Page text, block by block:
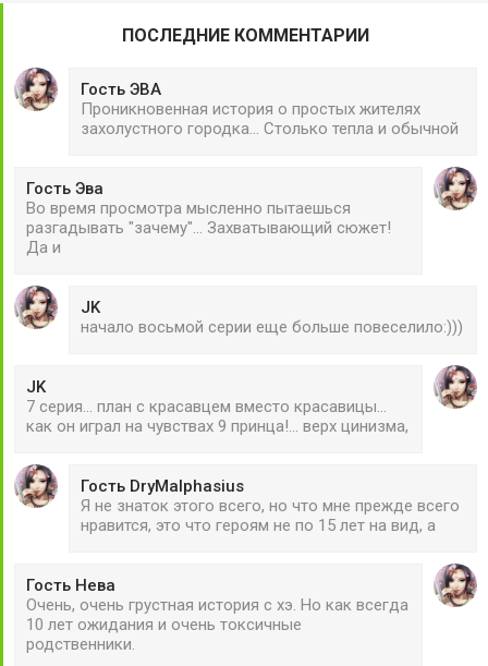
ПОСЛЕДНИЕ КОММЕНТАРИИ
Гость ЭВА
Проникновенная история о простых жителях
захолустного городка... Столько тепла и обычной
Гость Эва
Во время просмотра мысленно пытаешься
разгадывать "зачему"... Захватывающий сюжет!
Да и
JK
начало восьмой серии еще больше повеселило:)))
JK
7 серия... план с красавцем вместо красавицы...
как он играл на чувствах 9 принца!... верх цинизма,
Гость DryMalphasius
Я не знаток этого всего, но что мне прежде всего
нравится, это что героям не по 15 лет на вид, а
Гость Нева
Очень, очень грустная история с хэ. Но как всегда
10 лет ожидания и очень токсичные
родственники.